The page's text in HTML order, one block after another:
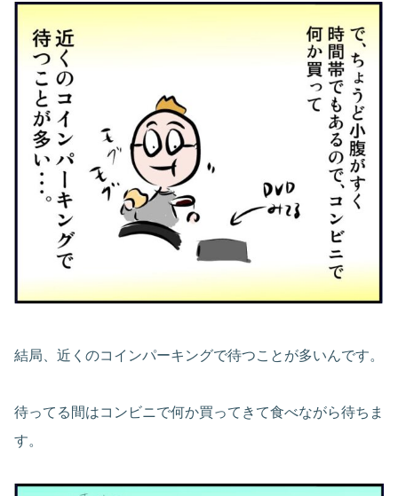
結局、近くのコインパーキングで待つことが多いんです。
待ってる間はコンビニで何か買ってきて食べながら待ちま
す。